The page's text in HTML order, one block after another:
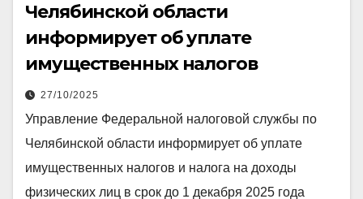
Челябинской области
информирует об уплате
имущественных налогов
27/10/2025
Управление Федеральной налоговой службы по
Челябинской области информирует об уплате
имущественных налогов и налога на доходы
физических лиц в срок до 1 декабря 2025 года